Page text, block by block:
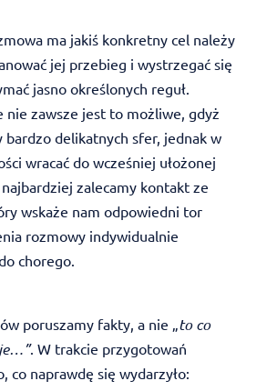
ma jakiś konkretny cel należy
jej przebieg i wystrzegać się
jasno określonych reguł.
nie zawsze jest to możliwe, gdyż
delikatnych sfer, jednak w
wracać do wcześniej ułożonej
zalecamy kontakt ze
wskaże nam odpowiedni tor
rozmowy indywidualnie
chorego.
poruszamy fakty, a nie „to co
. W trakcie przygotowań
co naprawdę się wydarzyło: